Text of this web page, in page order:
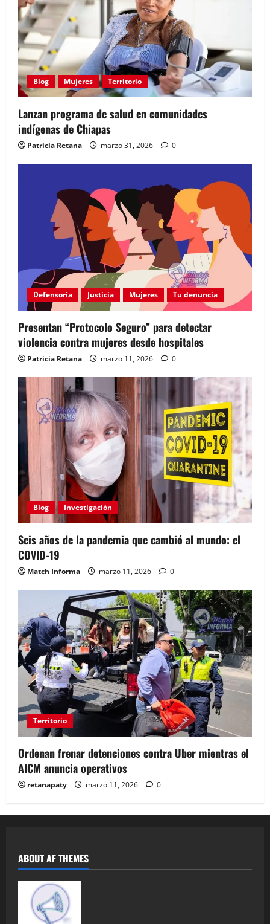
Blog Mujeres Territorio
Lanzan programa de salud en comunidades
indígenas de Chiapas
Patricia Retana marzo 31, 2026 0
Defensoria Justicia Mujeres Tu denuncia
Presentan “Protocolo Seguro” para detectar
violencia contra mujeres desde hospitales
Patricia Retana marzo 11, 2026 0
Blog Investigación
Seis años de la pandemia que cambió al mundo: el
COVID-19
Match Informa marzo 11, 2026 0
Territorio
Ordenan frenar detenciones contra Uber mientras el
AICM anuncia operativos
retanapaty marzo 11, 2026 0
ABOUT AF THEMES